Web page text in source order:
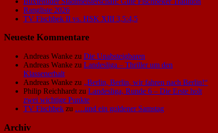
Rangliste 2026
TV Fischbek II vs. HSK XIII 3,5:4,5
Neueste Kommentare
Andreas Wanke zu Die Unabsteigbaren
Andreas Wanke zu Landesliga – Thriller um den
Klassenerhalt
Andreas Wanke zu „Berlin, Berlin, wir fahren nach Berlin!“
Philip Reichhardt zu Landesliga, Runde 6 – Die Erste holt
zwei wichtige Punkte
TV Fischbek zu ….und ein goldener Samstag
Archiv